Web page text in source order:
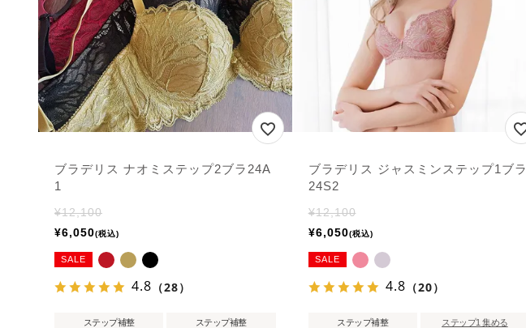
ブラデリス ナオミステップ2ブラ24A
1
¥12,100
¥6,050 税込
SALE
4.8 （28）
ステップ補整 ステップ補整
ブラデリス ジャスミンステップ1ブラ
24S2
¥12,100
¥6,050 税込
SALE
4.8 （20）
ステップ補整 ステップ1 集める